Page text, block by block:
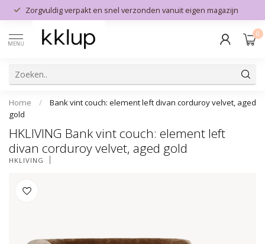
Zorgvuldig verpakt en snel verzonden vanuit eigen magazijn
MENU
0
Home /
Bank vint couch: element left divan corduroy velvet, aged
gold
HKLIVING Bank vint couch: element left
divan corduroy velvet, aged gold
HKLIVING